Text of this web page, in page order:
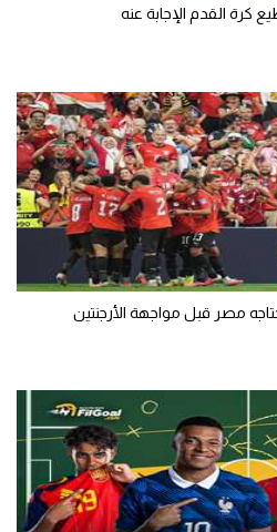
كرة القدم الإجابة عنه
مصر قبل مواجهة الأرجنتين